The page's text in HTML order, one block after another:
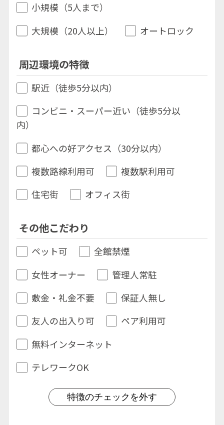
小規模（5人まで）
大規模（20人以上）
オートロック
周辺環境の特徴
駅近（徒歩5分以内）
コンビニ・スーパー近い（徒歩5分以
内）
都心への好アクセス（30分以内）
複数路線利用可
複数駅利用可
住宅街
オフィス街
その他こだわり
ペット可
全館禁煙
女性オーナー
管理人常駐
敷金・礼金不要
保証人無し
友人の出入り可
ペア利用可
無料インターネット
テレワークOK
特徴のチェックを外す